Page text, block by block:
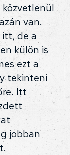
közvetlenül
van.
itt, de a
külön is
ezt a
tekinteni
Itt
jobban